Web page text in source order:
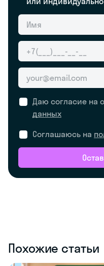
Даю согласие на
данных
Соглашаюсь на
Похожие статьи